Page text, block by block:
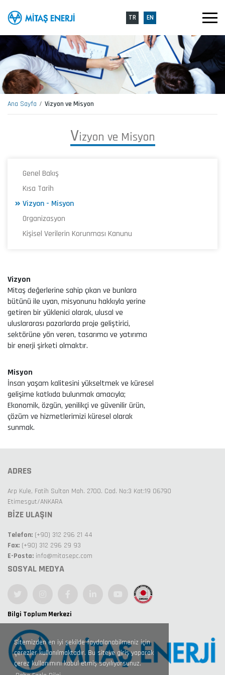
Sitemizden en iyi şekilde faydalanabilmeniz için
çerezler kullanılmaktadır. Bu siteye giriş yaparak
çerez kullanımını kabul etmiş sayılıyorsunuz.
TR EN
Ana Sayfa Vizyon ve Misyon
Vizyon ve Misyon
Genel Bakış
Kısa Tarih
Vizyon - Misyon
Organizasyon
Kişisel Verilerin Korunması Kanunu
Vizyon
Mitaş değerlerine sahip çıkan ve bunlara
bütünü ile uyan, misyonunu hakkıyla yerine
getiren bir yüklenici olarak, ulusal ve
uluslararası pazarlarda proje geliştirici,
sektörüne yön veren, tasarımcı ve yatırımcı
bir enerji şirketi olmaktır.
Misyon
İnsan yaşam kalitesini yükseltmek ve küresel
gelişime katkıda bulunmak amacıyla;
Ekonomik, özgün, yenilikçi ve güvenilir ürün,
çözüm ve hizmetlerimizi küresel olarak
sunmak.
ADRES
Arp Kule, Fatih Sultan Mah. 2700. Cad. No:3 Kat:19 06790
Etimesgut/ANKARA
BİZE ULAŞIN
Telefon: (+90) 312 296 21 44
Fax: (+90) 312 296 29 93
E-Posta: info@mitasepc.com
SOSYAL MEDYA
Bilgi Toplum Merkezi